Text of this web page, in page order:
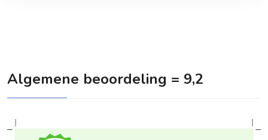
Algemene beoordeling = 9,2